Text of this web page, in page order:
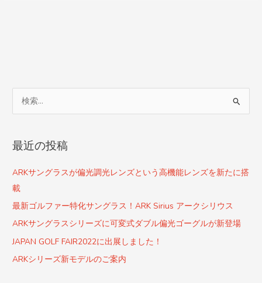
象
最近の投稿
ARKサングラスが偏光調光レンズという高機能レンズを新たに搭
載
最新ゴルファー特化サングラス！ARK Sirius アークシリウス
ARKサングラスシリーズに可変式ダブル偏光ゴーグルが新登場
JAPAN GOLF FAIR2022に出展しました！
ARKシリーズ新モデルのご案内